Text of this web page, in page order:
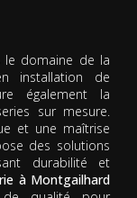
le domaine de la
installation de
également la
sur mesure.
et une maîtrise
des solutions
durabilité et
à Montgailhard